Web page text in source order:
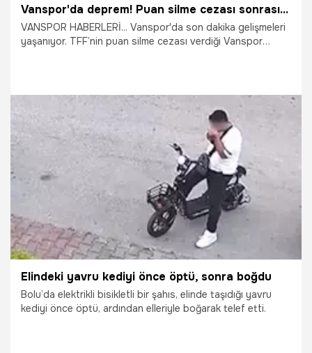
Vanspor'da deprem! Puan silme cezası sonrası bomba karar
VANSPOR HABERLERİ... Vanspor'da son dakika gelişmeleri
yaşanıyor. TFF’nin puan silme cezası verdiği Vanspor
5.08.2026 Van
Elindeki yavru kediyi önce öptü, sonra boğdu
Bolu’da elektrikli bisikletli bir şahıs, elinde taşıdığı yavru
kediyi önce öptü, ardından elleriyle boğarak telef etti.